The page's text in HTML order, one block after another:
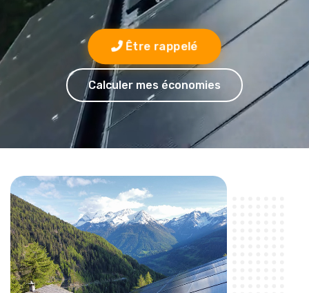
Être rappelé
Calculer mes économies